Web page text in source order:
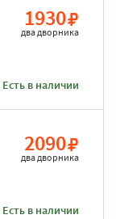
1930
два дворника
Есть в наличии
2090
два дворника
Есть в наличии